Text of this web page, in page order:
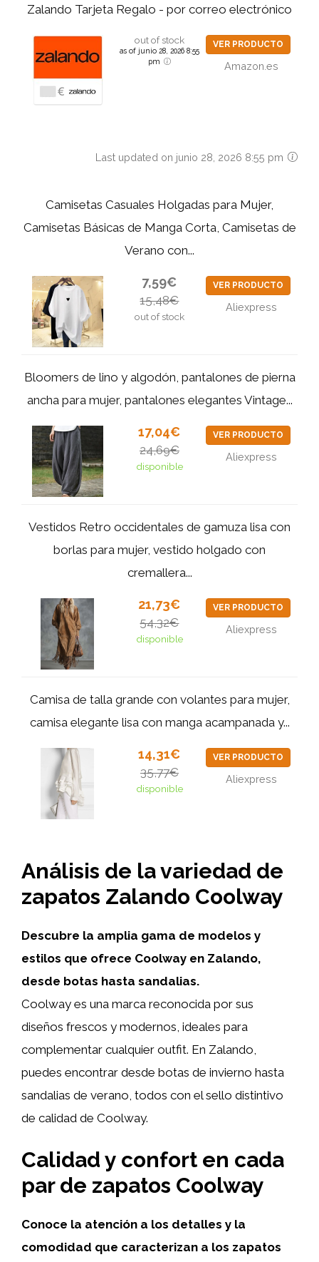
Zalando Tarjeta Regalo - por correo electrónico
out of stock
as of junio 28, 2026 8:55
pm
VER PRODUCTO
Amazon.es
Last updated on junio 28, 2026 8:55 pm
Camisetas Casuales Holgadas para Mujer,
Camisetas Básicas de Manga Corta, Camisetas de
Verano con...
7,59€
15,48€
out of stock
VER PRODUCTO
Aliexpress
Bloomers de lino y algodón, pantalones de pierna
ancha para mujer, pantalones elegantes Vintage...
17,04€
24,69€
disponible
VER PRODUCTO
Aliexpress
Vestidos Retro occidentales de gamuza lisa con
borlas para mujer, vestido holgado con
cremallera...
21,73€
54,32€
disponible
VER PRODUCTO
Aliexpress
Camisa de talla grande con volantes para mujer,
camisa elegante lisa con manga acampanada y...
14,31€
35,77€
disponible
VER PRODUCTO
Aliexpress
Análisis de la variedad de
zapatos Zalando Coolway
Descubre la amplia gama de modelos y
estilos que ofrece Coolway en Zalando,
desde botas hasta sandalias.
Coolway es una marca reconocida por sus
diseños frescos y modernos, ideales para
complementar cualquier outfit. En Zalando,
puedes encontrar desde botas de invierno hasta
sandalias de verano, todos con el sello distintivo
de calidad de Coolway.
Calidad y confort en cada
par de zapatos Coolway
Conoce la atención a los detalles y la
comodidad que caracterizan a los zapatos